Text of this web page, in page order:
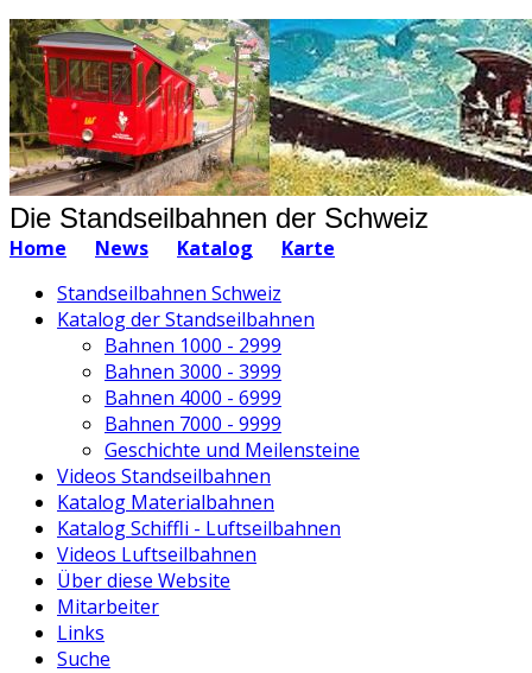
Die Standseilbahnen der Schweiz
Home News Katalog
Karte
Standseilbahnen Schweiz
Katalog der Standseilbahnen
Bahnen 1000 - 2999
Bahnen 3000 - 3999
Bahnen 4000 - 6999
Bahnen 7000 - 9999
Geschichte und Meilensteine
Videos Standseilbahnen
Katalog Materialbahnen
Katalog Schiffli - Luftseilbahnen
Videos Luftseilbahnen
Über diese Website
Mitarbeiter
Links
Suche